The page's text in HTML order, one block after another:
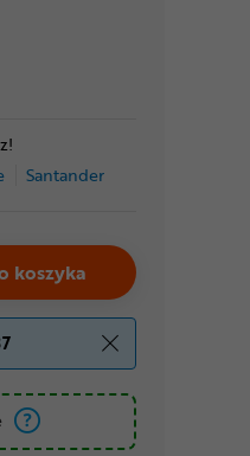
Santander
koszyka